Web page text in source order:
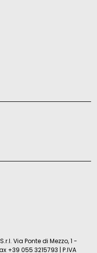
Via Ponte di Mezzo, 1 -
+39 055 3215793 | P.IVA